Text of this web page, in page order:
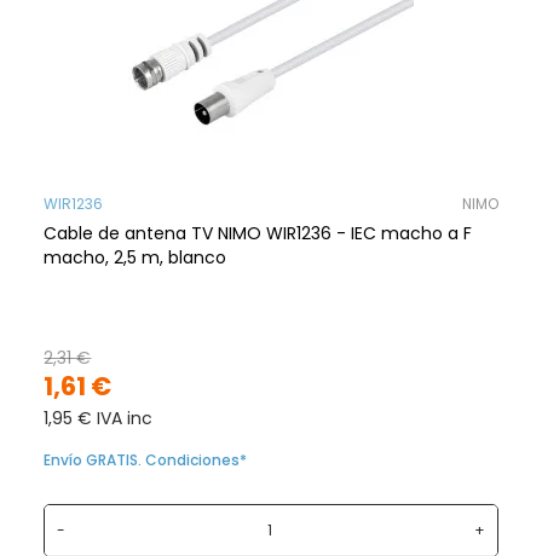
WIR1236 NIMO
Cable de antena TV NIMO WIR1236 - IEC macho a F
macho, 2,5 m, blanco
1,61 €
2,31 €
1,95 € IVA inc
Envío GRATIS. Condiciones*
- +